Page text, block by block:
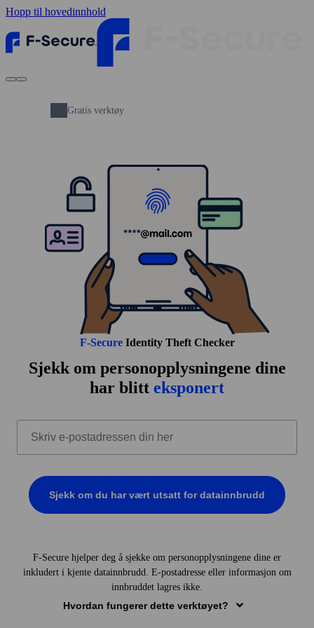
Hopp til hovedinnhold
Gratis verktøy
F‑SecureIdentity Theft Checker
Sjekk om person­opplysningene dine
har blitt eksponert
Sjekk om du har vært utsatt for datainnbrudd
F‑Secure hjelper deg å sjekke om person­opplysningene dine er
inkludert i kjente data­innbrudd. E‑post­adresse eller informasjon om
innbruddet lagres ikke.
Hvordan fungerer dette verktøyet?
BRUDD FUNNET
Data­lekkasjer kan imidlertid også omfatte annen sensitiv
informasjon somikke er knyttet til e‑postendin, for